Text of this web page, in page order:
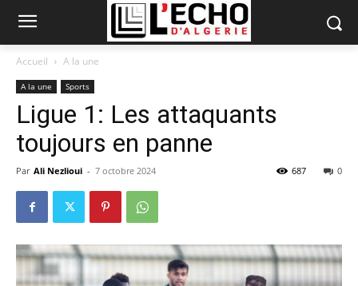
Accueil A la une
A la une Sports
Ligue 1: Les attaquants
toujours en panne
Par Ali Nezlioui - 7 octobre 2024 0
687